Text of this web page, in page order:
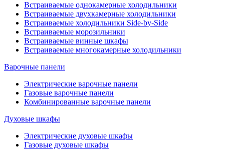
Встраиваемые однокамерные холодильники
Встраиваемые двухкамерные холодильники
Встраиваемые холодильники Side-by-Side
Встраиваемые морозильники
Встраиваемые винные шкафы
Встраиваемые многокамерные холодильники
Варочные панели
Электрические варочные панели
Газовые варочные панели
Комбинированные варочные панели
Духовые шкафы
Электрические духовые шкафы
Газовые духовые шкафы